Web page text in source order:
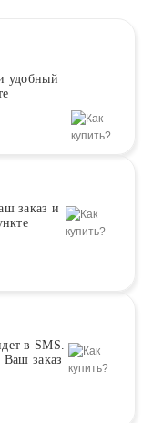
удобный
заказ и
в SMS.
Ваш заказ